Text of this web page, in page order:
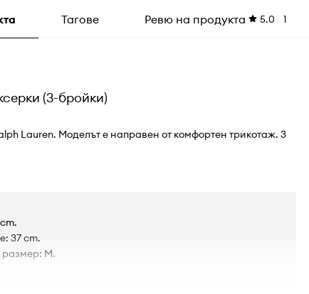
Тагове Ревю на продукта 5.0 1
(3-бройки)
Lauren. Моделът е направен от комфортен трикотаж. 3
37 cm.
размер: M.